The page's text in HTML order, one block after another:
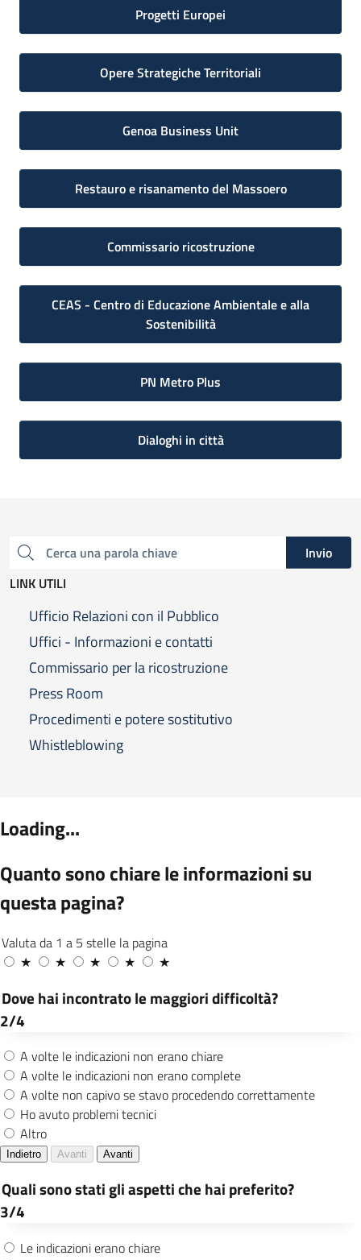
Progetti Europei
Opere Strategiche Territoriali
Genoa Business Unit
Restauro e risanamento del Massoero
Commissario ricostruzione
CEAS - Centro di Educazione Ambientale e alla
Sostenibilità
PN Metro Plus
Dialoghi in città
Cerca una parola chiave
Invio
LINK UTILI
Ufficio Relazioni con il Pubblico
Uffici - Informazioni e contatti
Commissario per la ricostruzione
Press Room
Procedimenti e potere sostitutivo
Whistleblowing